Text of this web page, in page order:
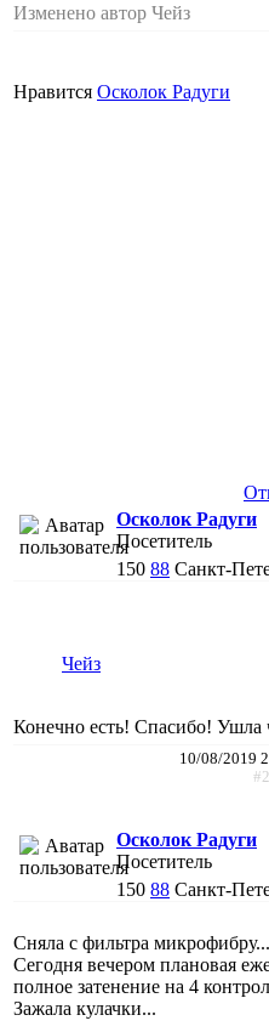
Изменено автор Чейз
Нравится Осколок Радуги
Осколок Радуги
Посетитель
150 88 Санкт-
Чейз
Конечно есть! Спасибо! Ушла
10/08/2019
Осколок Радуги
Посетитель
150 88 Санкт-
Сняла с фильтра
Сегодня вечером плановая
полное затенение на 4
Зажала кулачки...